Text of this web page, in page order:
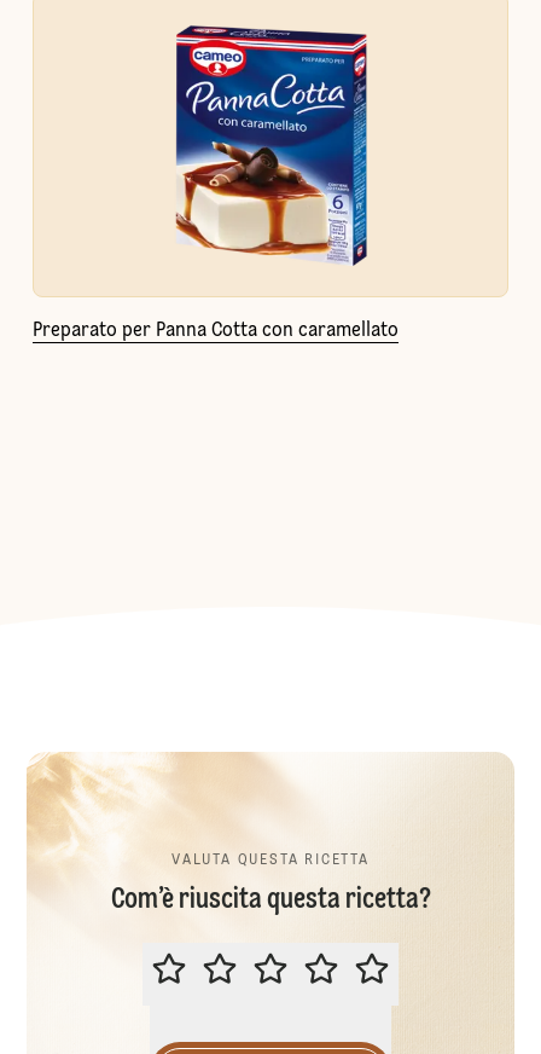
Preparato per Panna Cotta con caramellato
VALUTA QUESTA RICETTA
Com’è riuscita questa ricetta?
VALUTA QUESTA RICETTA